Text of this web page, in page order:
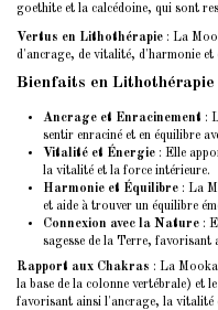
goethite et la calcédoine, qui sont
Vertus en Lithothérapie : La
d'ancrage, de vitalité, d'harmonie et
Bienfaits en Lithothérapie
Ancrage et Enracinement :
sentir enraciné et en équilibre
Vitalité et Énergie : Elle
la vitalité et la force intérieure.
Harmonie et Équilibre : La
et aide à trouver un équilibre
Connexion avec la Nature :
sagesse de la Terre,
Rapport aux Chakras : La
la base de la colonne vertébrale) et
favorisant ainsi l'ancrage, la vitalité